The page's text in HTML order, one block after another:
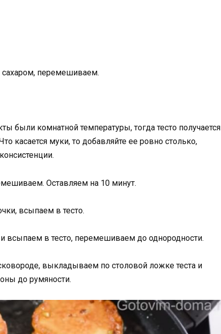
перемешиваем.
были комнатной температуры, тогда тесто получается
касается муки, то добавляйте ее ровно столько,
Оставляем на 10 минут.
всыпаем в тесто.
всыпаем в тесто, перемешиваем до однородности.
выкладываем по столовой ложке теста и
до румяности.